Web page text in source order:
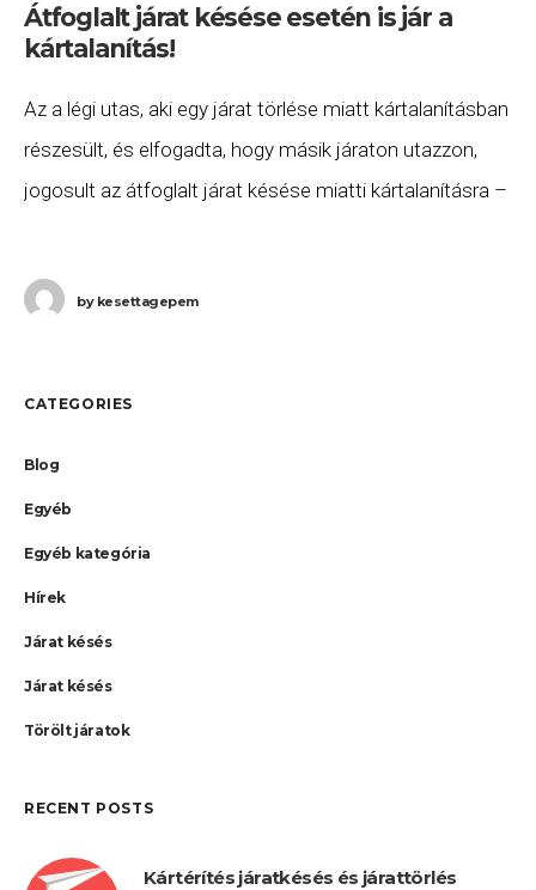
Átfoglalt járat késése esetén is jár a
kártalanítás!
Az a légi utas, aki egy járat törlése miatt kártalanításban
részesült, és elfogadta, hogy másik járaton utazzon,
jogosult az átfoglalt járat késése miatti kártalanításra –
bykesettagepem
CATEGORIES
Blog
Egyéb
Egyéb kategória
Hírek
Járat késés
Járat késés
Törölt járatok
RECENT POSTS
Kártérítés járatkésés és járattörlés